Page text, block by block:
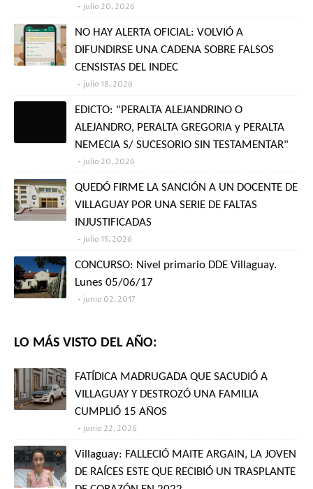
julio 20, 2026
NO HAY ALERTA OFICIAL: VOLVIÓ A
DIFUNDIRSE UNA CADENA SOBRE FALSOS
CENSISTAS DEL INDEC
julio 18, 2026
EDICTO: "PERALTA ALEJANDRINO O
ALEJANDRO, PERALTA GREGORIA y PERALTA
NEMECIA S/ SUCESORIO SIN TESTAMENTAR"
julio 20, 2026
QUEDÓ FIRME LA SANCIÓN A UN DOCENTE DE
VILLAGUAY POR UNA SERIE DE FALTAS
INJUSTIFICADAS
julio 15, 2026
CONCURSO: Nivel primario DDE Villaguay.
Lunes 05/06/17
junio 02, 2017
LO MÁS VISTO DEL AÑO:
FATÍDICA MADRUGADA QUE SACUDIÓ A
VILLAGUAY Y DESTROZÓ UNA FAMILIA
CUMPLIÓ 15 AÑOS
junio 22, 2026
Villaguay: FALLECIÓ MAITE ARGAIN, LA JOVEN
DE RAÍCES ESTE QUE RECIBIÓ UN TRASPLANTE